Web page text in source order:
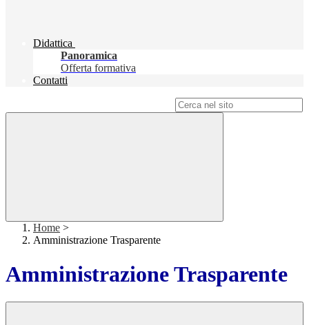
Didattica
Panoramica
Offerta formativa
Contatti
Home >
Amministrazione Trasparente
Amministrazione Trasparente